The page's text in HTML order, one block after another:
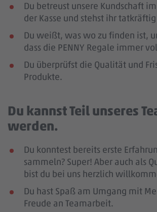
Du betreust unsere Kundschaft
der Kasse und stehst ihr
Du weißt, was wo zu finden ist,
dass die PENNY Regale immer
Du überprüfst die Qualität und
Produkte.
Du kannst Teil unseres
werden.
Du konntest bereits erste
sammeln? Super! Aber auch als
bist du bei uns herzlich
Du hast Spaß am Umgang mit
Freude an Teamarbeit.